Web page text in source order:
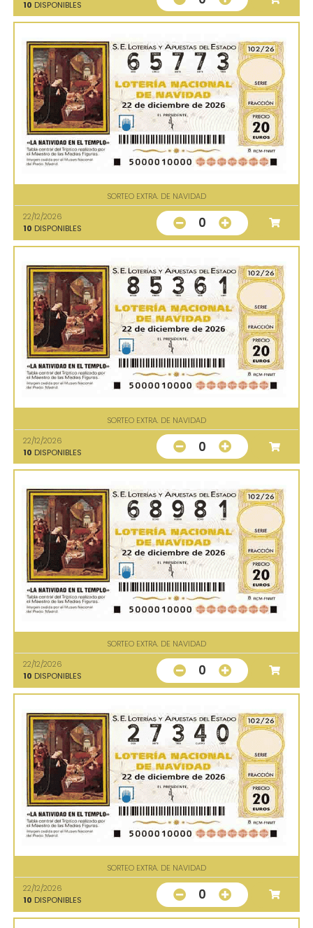
10 DISPONIBLES
SORTEO EXTRA. DE NAVIDAD
22/12/2026
10 DISPONIBLES 0
SORTEO EXTRA. DE NAVIDAD
22/12/2026
10 DISPONIBLES 0
SORTEO EXTRA. DE NAVIDAD
22/12/2026
10 DISPONIBLES 0
SORTEO EXTRA. DE NAVIDAD
22/12/2026
10 DISPONIBLES 0